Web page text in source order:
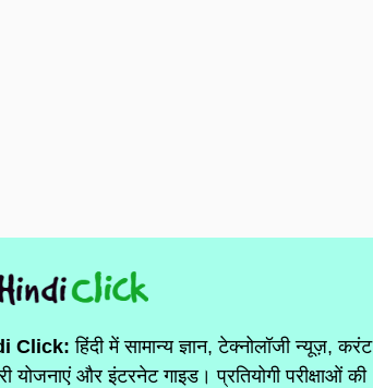
Click: हिंदी में सामान्य ज्ञान, टेक्नोलॉजी न्यूज़, करंट
योजनाएं और इंटरनेट गाइड। प्रतियोगी परीक्षाओं की